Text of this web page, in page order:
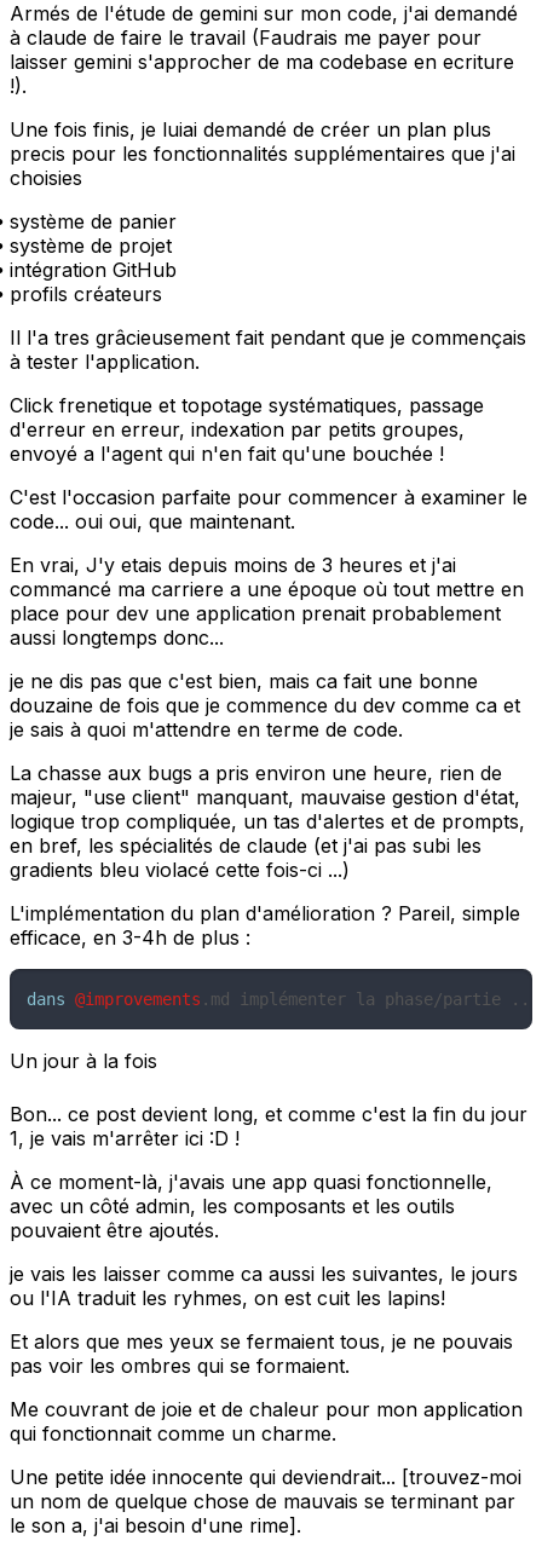
Armés de l'étude de gemini sur mon code, j'ai demandé
à claude de faire le travail (Faudrais me payer pour
laisser gemini s'approcher de ma codebase en ecriture
!).
Une fois finis, je luiai demandé de créer un plan plus
precis pour les fonctionnalités supplémentaires que j'ai
choisies
système de panier
système de projet
intégration GitHub
profils créateurs
Il l'a tres grâcieusement fait pendant que je commençais
à tester l'application.
Click frenetique et topotage systématiques, passage
d'erreur en erreur, indexation par petits groupes,
envoyé a l'agent qui n'en fait qu'une bouchée !
C'est l'occasion parfaite pour commencer à examiner le
code... oui oui, que maintenant.
En vrai, J'y etais depuis moins de 3 heures et j'ai
commancé ma carriere a une époque où tout mettre en
place pour dev une application prenait probablement
aussi longtemps donc...
je ne dis pas que c'est bien, mais ca fait une bonne
douzaine de fois que je commence du dev comme ca et
je sais à quoi m'attendre en terme de code.
La chasse aux bugs a pris environ une heure, rien de
majeur, "use client" manquant, mauvaise gestion d'état,
logique trop compliquée, un tas d'alertes et de prompts,
en bref, les spécialités de claude (et j'ai pas subi les
gradients bleu violacé cette fois-ci ...)
L'implémentation du plan d'amélioration ? Pareil, simple
efficace, en 3-4h de plus :
dans @improvements
Un jour à la fois
Bon... ce post devient long, et comme c'est la fin du jour
1, je vais m'arrêter ici :D !
À ce moment-là, j'avais une app quasi fonctionnelle,
avec un côté admin, les composants et les outils
pouvaient être ajoutés.
je vais les laisser comme ca aussi les suivantes, le jours
ou l'IA traduit les ryhmes, on est cuit les lapins!
Et alors que mes yeux se fermaient tous, je ne pouvais
pas voir les ombres qui se formaient.
Me couvrant de joie et de chaleur pour mon application
qui fonctionnait comme un charme.
Une petite idée innocente qui deviendrait... [trouvez-moi
un nom de quelque chose de mauvais se terminant par
le son a, j'ai besoin d'une rime].